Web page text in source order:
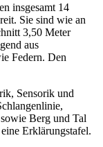
insgesamt 14
Sie sind wie an
3,50 Meter
aus
Federn. Den
Sensorik und
Berg und Tal
Erklärungstafel.